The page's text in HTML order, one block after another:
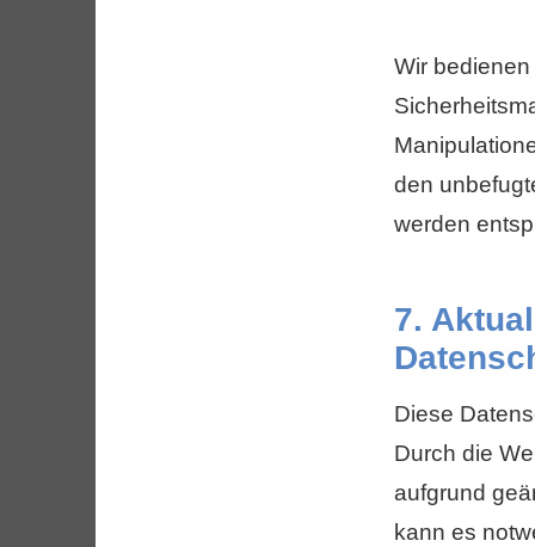
Wir
den
werden
7.
Diese
Durch die
aufgrund
kann es